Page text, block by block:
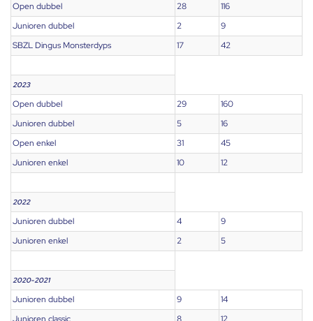
Open dubbel 28
116
Junioren dubbel
2
9
SBZL Dingus Monsterdyps
17 42
2023
Open dubbel 29
160
Junioren dubbel
5
16
Open enkel
31
45
Junioren enkel
10 12
2022
Junioren dubbel 4
9
Junioren enkel
2 5
2020-2021
Junioren dubbel 9
14